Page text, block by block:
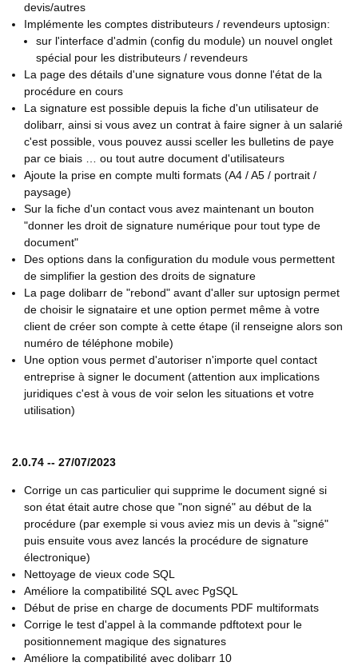
devis/autres
Implémente les comptes distributeurs / revendeurs uptosign:
sur l'interface d'admin (config du module) un nouvel onglet
spécial pour les distributeurs / revendeurs
La page des détails d'une signature vous donne l'état de la
procédure en cours
La signature est possible depuis la fiche d'un utilisateur de
dolibarr, ainsi si vous avez un contrat à faire signer à un salarié
c'est possible, vous pouvez aussi sceller les bulletins de paye
par ce biais … ou tout autre document d'utilisateurs
Ajoute la prise en compte multi formats (A4 / A5 / portrait /
paysage)
Sur la fiche d'un contact vous avez maintenant un bouton
"donner les droit de signature numérique pour tout type de
document"
Des options dans la configuration du module vous permettent
de simplifier la gestion des droits de signature
La page dolibarr de "rebond" avant d'aller sur uptosign permet
de choisir le signataire et une option permet même à votre
client de créer son compte à cette étape (il renseigne alors son
numéro de téléphone mobile)
Une option vous permet d'autoriser n'importe quel contact
entreprise à signer le document (attention aux implications
juridiques c'est à vous de voir selon les situations et votre
utilisation)
2.0.74 -- 27/07/2023
Corrige un cas particulier qui supprime le document signé si
son état était autre chose que "non signé" au début de la
procédure (par exemple si vous aviez mis un devis à "signé"
puis ensuite vous avez lancés la procédure de signature
électronique)
Nettoyage de vieux code SQL
Améliore la compatibilité SQL avec PgSQL
Début de prise en charge de documents PDF multiformats
Corrige le test d'appel à la commande pdftotext pour le
positionnement magique des signatures
Améliore la compatibilité avec dolibarr 10